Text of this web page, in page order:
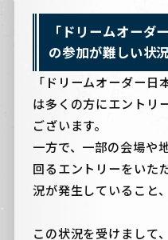
「ドリームオー
の参加が難しい状
「ドリームオーダー
は多くの方にエントリ
ございます。
一方で、一部の会場や
回るエントリーをいた
況が発生していること
この状況を受けまして